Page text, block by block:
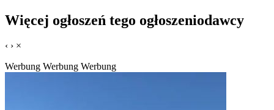
Więcej ogłoszeń tego ogłoszeniodawcy
‹ › ×
Werbung Werbung Werbung